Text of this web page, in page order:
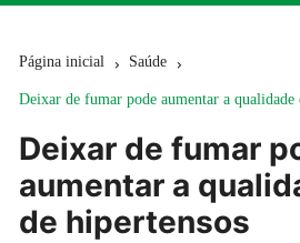
Página inicial Saúde
Deixar de fumar pode aumentar a qualidade
Deixar de fumar
aumentar a
de hipertensos